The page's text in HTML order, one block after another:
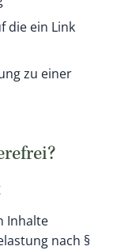
die ein Link
zu einer
Inhalte
nach §